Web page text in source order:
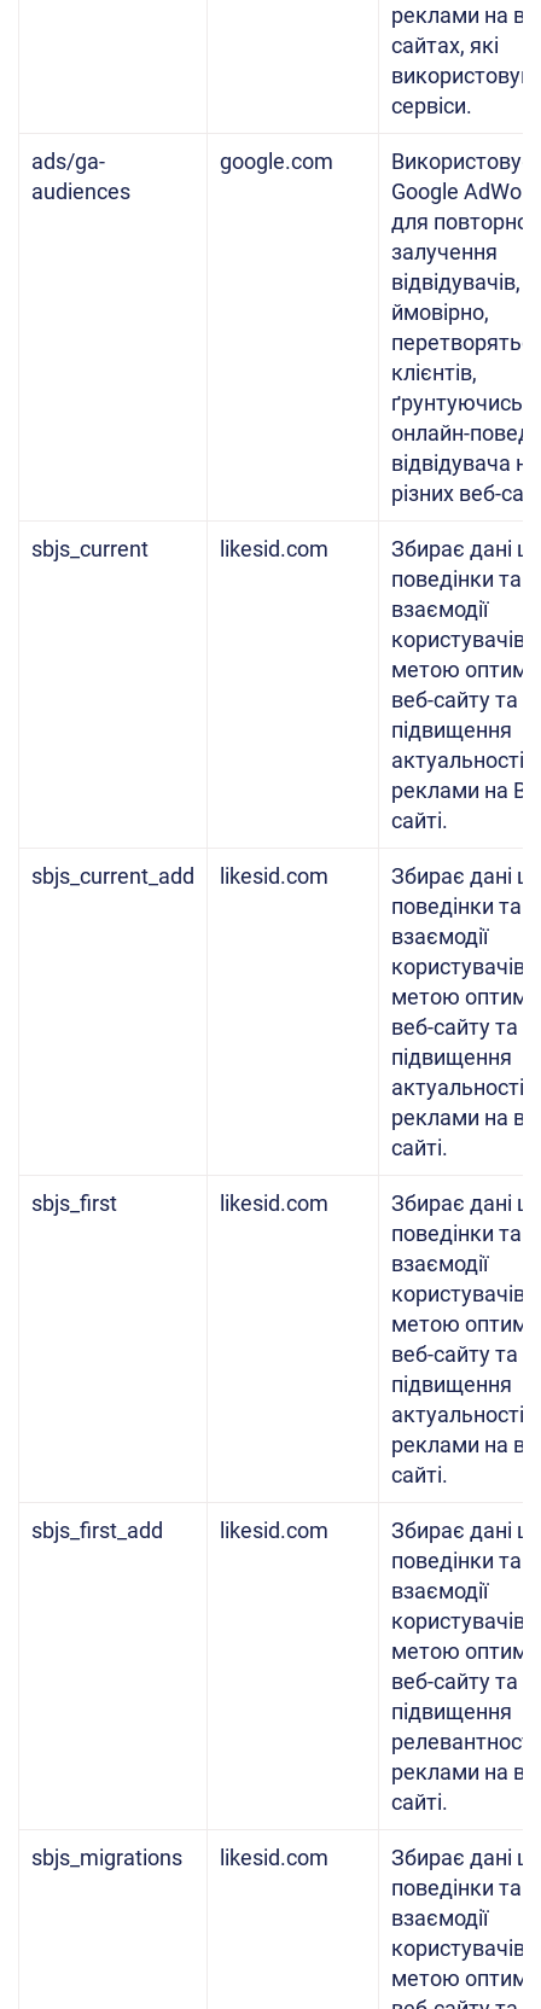
реклами на
сайтах, які
сервіси.
ads/ga-
audiences
google.com
Google
для
залучення
відвідувачів,
ймовірно,
клієнтів,
ґрунтуючись
онлайн-
відвідувача на
різних веб-
sbjs_current likesid.com
Збирає дані
поведінки та
взаємодії
користувачів з
метою
веб-сайту та
підвищення
актуальності
реклами на
сайті.
sbjs_current_add likesid.com
Збирає дані
поведінки та
взаємодії
користувачів з
метою
веб-сайту та
підвищення
актуальності
реклами на
сайті.
sbjs_first likesid.com
Збирає дані
поведінки та
взаємодії
користувачів з
метою
веб-сайту та
підвищення
актуальності
реклами на
сайті.
sbjs_first_add likesid.com
Збирає дані
поведінки та
взаємодії
користувачів з
метою
веб-сайту та
підвищення
релевантності
реклами на
сайті.
sbjs_migrations likesid.com
Збирає дані
поведінки та
взаємодії
користувачів з
метою